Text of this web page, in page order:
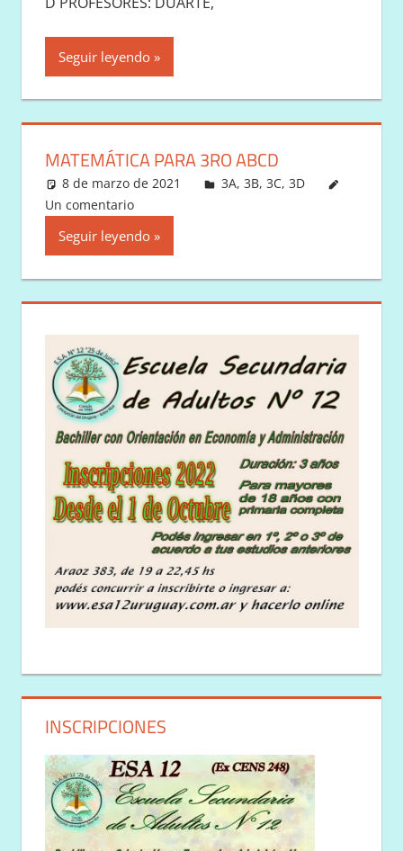
Seguir leyendo
MATEMÁTICA PARA 3RO ABCD
8 de marzo de 2021 Victor
3A, 3B, 3C, 3D
Un comentario
Seguir leyendo
INSCRIPCIONES